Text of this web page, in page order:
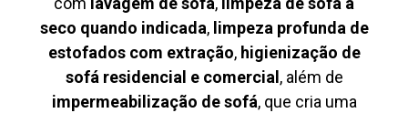
seco quando indicada, limpeza profunda de
estofados com extração, higienização de
sofá residencial e comercial , além de
impermeabilização de sofá, que cria uma